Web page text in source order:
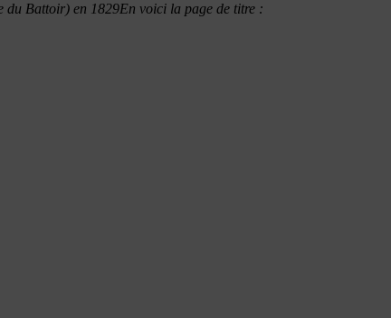
du Battoir) en 1829En voici la page de titre :